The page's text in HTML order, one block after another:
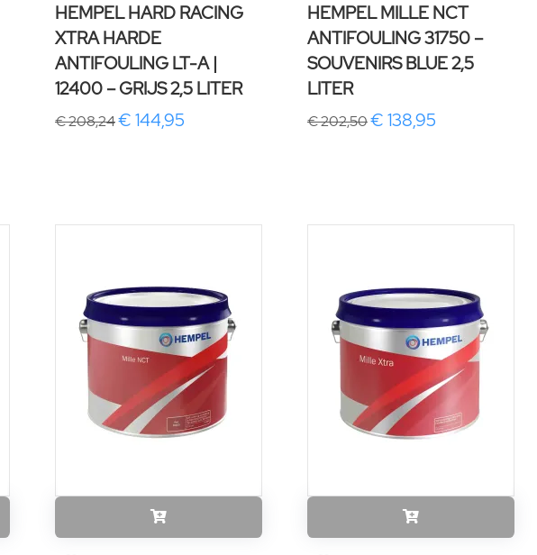
HEMPEL HARD RACING
XTRA HARDE
ANTIFOULING LT-A |
12400 – GRIJS 2,5 LITER
€ 208,24€ 144,95
HEMPEL MILLE NCT
ANTIFOULING 31750 –
SOUVENIRS BLUE 2,5
LITER
€ 202,50€ 138,95